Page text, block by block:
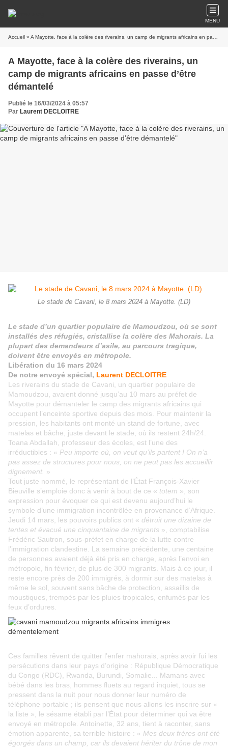
MENU
Accueil » A Mayotte, face à la colère des riverains, un camp de migrants africains en passe d’être démantelé
A Mayotte, face à la colère des riverains, un
camp de migrants africains en passe d’être
démantelé
Publié le 16/03/2024 à 05:57
Par Laurent DECLOITRE
Le stade de Cavani, le 8 mars 2024 à Mayotte. (LD)
Le stade d’un quartier populaire de Mamoudzou, où se sont
installés des réfugiés, cristallise la colère des Mahorais. La
plupart des demandeurs d’asile, au parcours tragique,
doivent être envoyés en métropole.
Libération du 16 mars 2024
De notre envoyé spécial, Laurent DECLOITRE
Les riverains du stade de Cavani, un quartier populaire de
Mamoudzou, avaient donné jusqu’au 10 mars au préfet de
Mayotte pour démanteler le camp des migrants africains qui
occupent l’enceinte sportive depuis des mois. Pour maintenir la
pression, les habitants ont monté un stand de fortune, avec
matelas et bâche, juste devant le stade, où ils restent 24h/24.
Toana Abdallah, professeur des écoles, est l’une des
irréductibles : « Peu importe où, on veut qu’ils partent ! On n’a
pas assez de structures pour nous, on ne peut pas les accueillir
dignement. »
Tout juste nommé, le représentant de l’État François-Xavier
Bieuville s’emploie donc à venir à bout de ce « totem », son
expression pour évoquer ce qui est devenu aujourd’hui le
symbole d’une immigration incontrôlée en provenance d’Afrique.
Jeudi 14 mars, les pouvoirs publics ont « détruit une dizaine de
tentes et évacué une cinquantaine de migrants », comptabilise
Frédéric Sautron, sous-préfet en charge de la lutte contre
l’immigration clandestine. La semaine précédente, une centaine
de personnes avaient déjà été pris en charge, après l’envoi en
métropole, fin février, de plus de 300 migrants. Mais à ce jour, il
reste encore près de 200 immigrés, à dormir sur des matelas à
même le sol, souvent sans bâche de protection, assaillis de
moustiques, trempés par les pluies tropicales, enfumés par les
feux d’ordures.
Ces familles rêvent de quitter l’enfer mahorais, après avoir fui les
persécutions dans leur pays d’origine : République Démocratique
du Congo (RDC), Rwanda, Burundi, Somalie... Mamans avec
bébé dans les bras, hommes fluets au regard inquiet, tous se
pressent dans la nuit pour nous donner leur numéro de
téléphone portable ; ils pensent que nous allons les inscrire sur «
la liste », le sésame établi par l’État pour déterminer qui va être
envoyé en métropole. Antoinette, 32 ans, tient à raconter, sans
émotion apparente, sa terrible histoire : « Mes deux frères ont été
égorgés dans un champ, car ils devaient hériter du trône de mon